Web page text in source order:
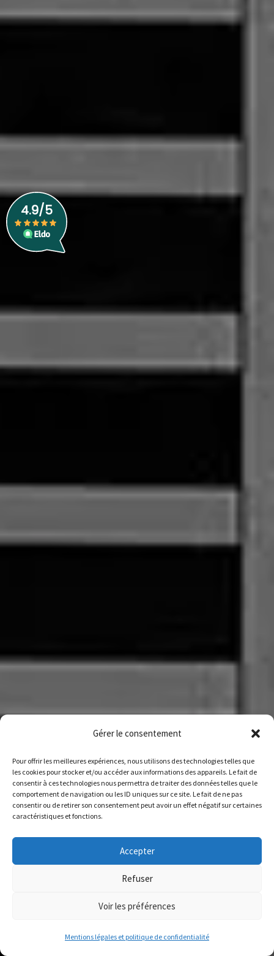
Gérer le consentement
Pour offrir les meilleures expériences, nous utilisons des technologies telles que
les cookies pour stocker et/ou accéder aux informations des appareils. Le fait de
consentir à ces technologies nous permettra de traiter des données telles que le
comportement de navigation ou les ID uniques sur ce site. Le fait de ne pas
consentir ou de retirer son consentement peut avoir un effet négatif sur certaines
caractéristiques et fonctions.
Accepter
Refuser
Voir les préférences
Mentions légales et politique de confidentialité
3